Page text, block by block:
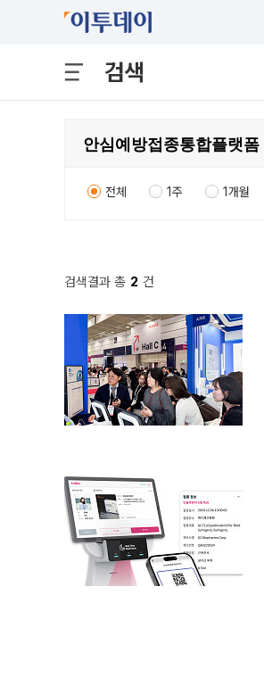
검색
전체 1주 1개월
검색결과 총 2 건